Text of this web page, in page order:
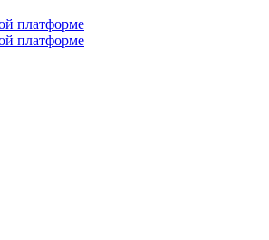
платформе
платформе